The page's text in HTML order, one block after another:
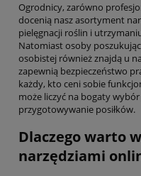
Ogrodnicy, zarówno
docenią nasz asortyment
pielęgnacji roślin i
Natomiast osoby
osobistej również znajdą u
zapewnią bezpieczeństwo
każdy, kto ceni sobie
może liczyć na bogaty
przygotowywanie posiłków.
Dlaczego warto
narzędziami